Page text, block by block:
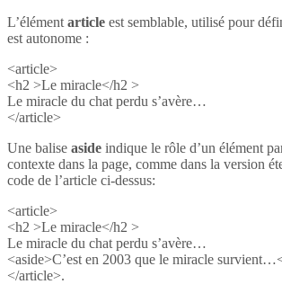
L’élément article est semblable, utilisé pour
est autonome :
<article>
<h2 >Le miracle</h2 >
Le miracle du chat perdu s’avère…
</article>
Une balise aside indique le rôle d’un élément
contexte dans la page, comme dans la version
code de l’article ci-dessus:
<article>
<h2 >Le miracle</h2 >
Le miracle du chat perdu s’avère…
<aside>C’est en 2003 que le miracle
</article>.